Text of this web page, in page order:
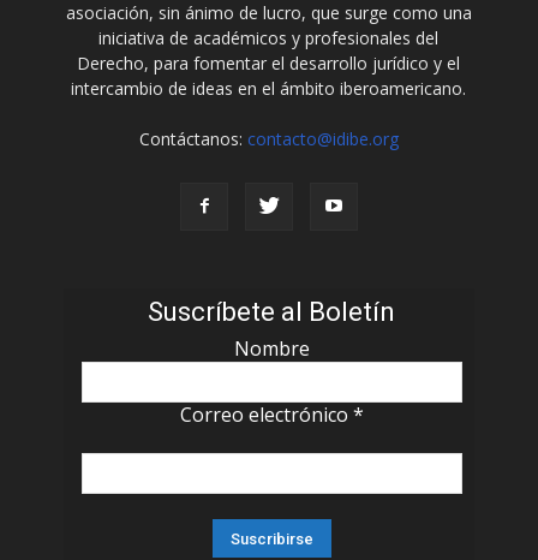
asociación, sin ánimo de lucro, que surge como una
iniciativa de académicos y profesionales del
Derecho, para fomentar el desarrollo jurídico y el
intercambio de ideas en el ámbito iberoamericano.
Contáctanos: contacto@idibe.org
Suscríbete al Boletín
Nombre
Correo electrónico *